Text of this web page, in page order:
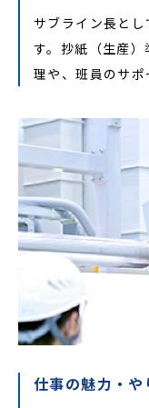
サブライン長と
す。抄紙（生産
理や、班員のサポ
仕事の魅力・や